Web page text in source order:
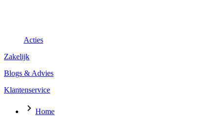
Acties
Zakelijk
Blogs & Advies
Klantenservice
Home